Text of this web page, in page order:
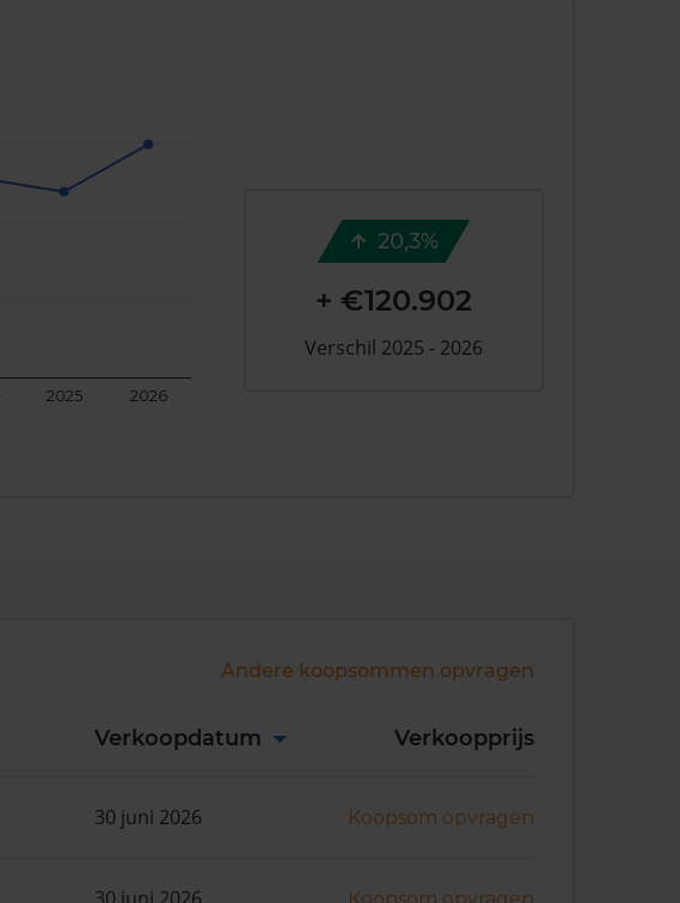
2025 2026
20,3%
+ €120.902
Verschil 2025 - 2026
Andere koopsommen opvragen
Verkoopdatum Verkoopprijs
30 juni 2026 Koopsom opvragen